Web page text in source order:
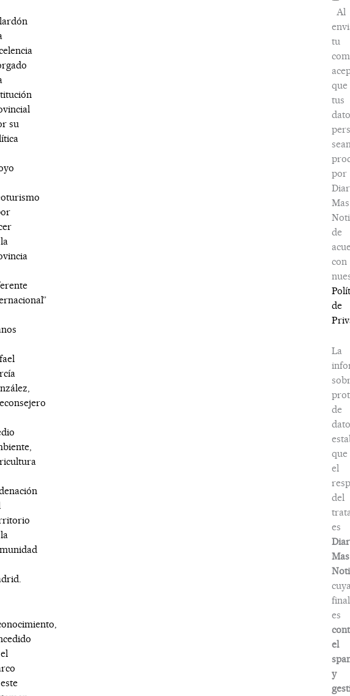
su
Al
tu
que
tus
sean
por
Mas
de
con
de
La
de
que
el
del
es
Mas
cuya
es
el
y